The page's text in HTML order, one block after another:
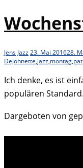
JensJazz23. Mai 201628.
DeJohnette,jazz,montag,
Ich denke, es ist
populären Standard.
Dargeboten von